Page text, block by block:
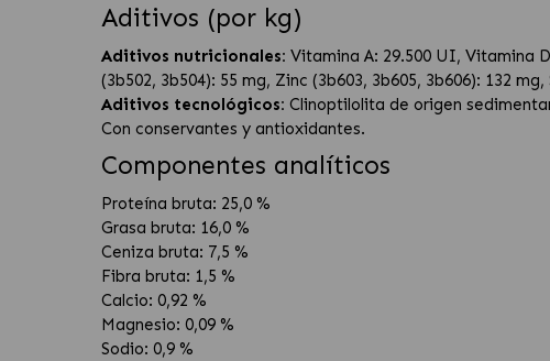
Aditivos (por kg)
Aditivos nutricionales: Vitamina A: 29.500 UI, Vitamina
(3b502, 3b504): 55 mg, Zinc (3b603, 3b605, 3b606): 132
Aditivos tecnológicos: Clinoptilolita de origen
Con conservantes y antioxidantes.
Componentes analíticos
Proteína bruta: 25,0 %
Grasa bruta: 16,0 %
Ceniza bruta: 7,5 %
Fibra bruta: 1,5 %
Calcio: 0,92 %
Magnesio: 0,09 %
Sodio: 0,9 %